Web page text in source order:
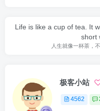
Life is like a cup of tea. It
short
人生就像一杯茶，
极客小站
4562